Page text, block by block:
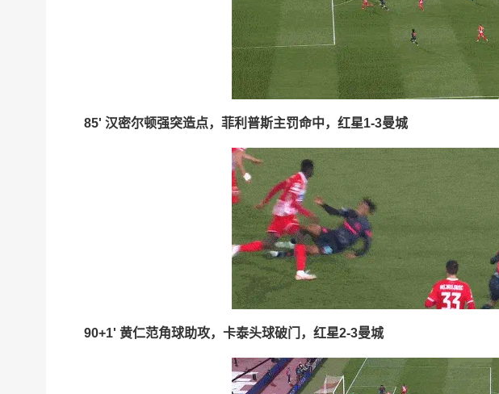
85' 汉密尔顿强突造点，菲利普斯主罚命中，红星1-3曼城
90+1' 黄仁范角球助攻，卡泰头球破门，红星2-3曼城